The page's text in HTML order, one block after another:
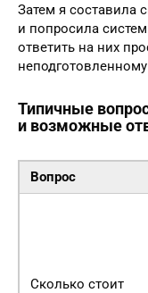
Затем я составила
и попросила
ответить на них
Типичные
и возможные
Вопрос
Сколько стоит